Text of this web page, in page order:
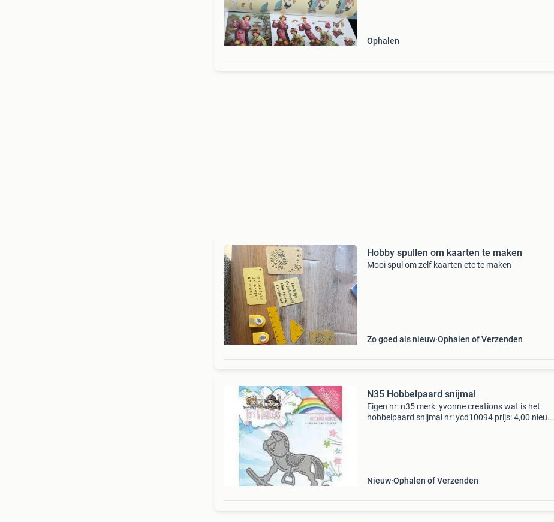
Ophalen
Hobby spullen om kaarten te maken
Mooi spul om zelf kaarten etc te maken
Zo goed als nieuw Ophalen of Verzenden
N35 Hobbelpaard snijmal
Eigen nr: n35 merk: yvonne creations wat is het:
hobbelpaard snijmal nr: ycd10094 prijs: 4,00 nieuw
Nieuw Ophalen of Verzenden